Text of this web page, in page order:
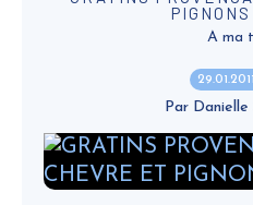
A ma
29.01.2011
Par